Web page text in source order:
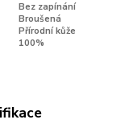
Bez zapínání
Broušená
Přírodní kůže
100%